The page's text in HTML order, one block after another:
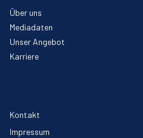
Über uns
Mediadaten
Unser Angebot
Karriere
Kontakt
Impressum